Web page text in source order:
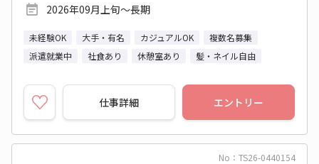
2026年09月上旬～長期
未経験OK 大手・有名 カジュアルOK
複数名募集
派遣就業中
社食あり 休憩室あり 髪・ネイル自由
仕事詳細 エントリー
No：TS26-0440154